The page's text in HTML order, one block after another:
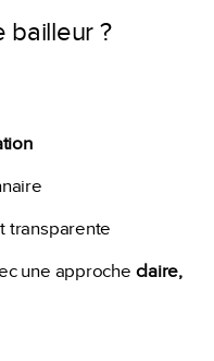
bailleur ?
transparente
une approche claire,